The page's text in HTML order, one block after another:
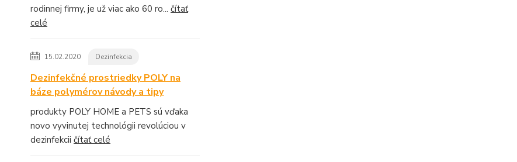
rodinnej firmy, je už viac ako 60 ro... čítať
celé
15.02.2020 Dezinfekcia
Dezinfekčné prostriedky POLY na
báze polymérov návody a tipy
produkty POLY HOME a PETS sú vďaka
novo vyvinutej technológii revolúciou v
dezinfekcii čítať celé